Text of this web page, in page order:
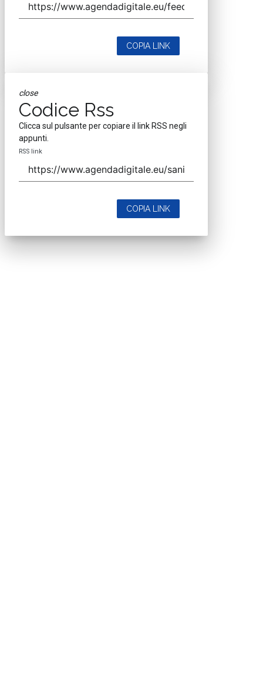
COPIA LINK
close
Codice Rss
Clicca sul pulsante per copiare il link RSS negli
appunti.
RSS link
COPIA LINK